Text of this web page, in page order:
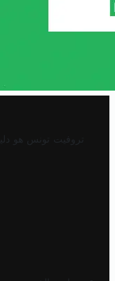
تروفيت تونس هو